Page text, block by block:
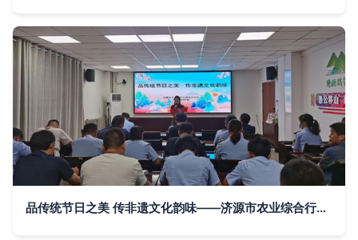
品传统节日之美 传非遗文化韵味——济源市农业综合行政执法支队组织开展“我们的节日·七夕”主题活动